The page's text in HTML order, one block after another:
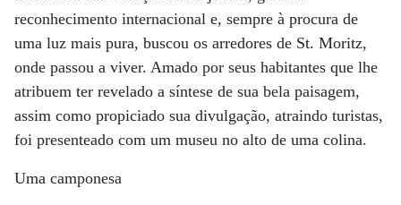
reconhecimento internacional e, sempre à procura de
uma luz mais pura, buscou os arredores de St. Moritz,
onde passou a viver. Amado por seus habitantes que lhe
atribuem ter revelado a síntese de sua bela paisagem,
assim como propiciado sua divulgação, atraindo turistas,
foi presenteado com um museu no alto de uma colina.
Uma camponesa